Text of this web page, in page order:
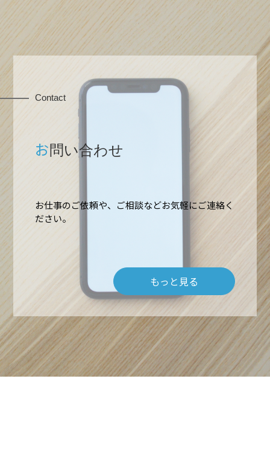
ホーム
高所作業・ロープアクセス
難所・高所・狭所エアコン工事
ルームエアコン取付 台数口
施工実績
会社概要
Contact
お問い合わせ
お仕事のご依頼や、ご相談などお気軽にご連絡く
ださい。
もっと見る